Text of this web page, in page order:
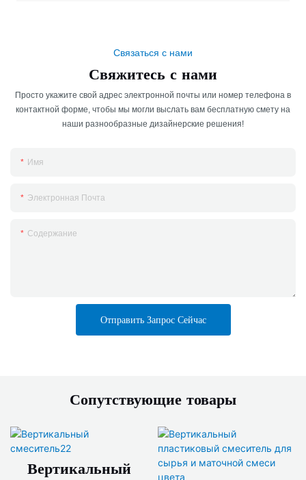
Связаться с нами
Свяжитесь с нами
Просто укажите свой адрес электронной почты или номер телефона в
контактной форме, чтобы мы могли выслать вам бесплатную смету на
наши разнообразные дизайнерские решения!
Имя
Электронная Почта
Содержание
Отправить Запрос Сейчас
Сопутствующие товары
Вертикальный